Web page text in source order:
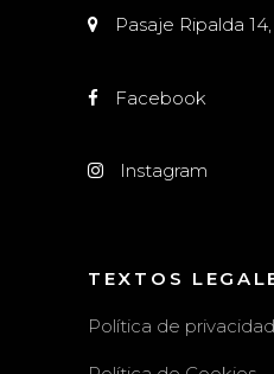
Pasaje Ripalda
Facebook
Instagram
TEXTOS
Política de privacidad